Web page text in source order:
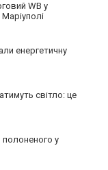
WB у
Маріуполі
енергетичну
світло: це
полоненого у